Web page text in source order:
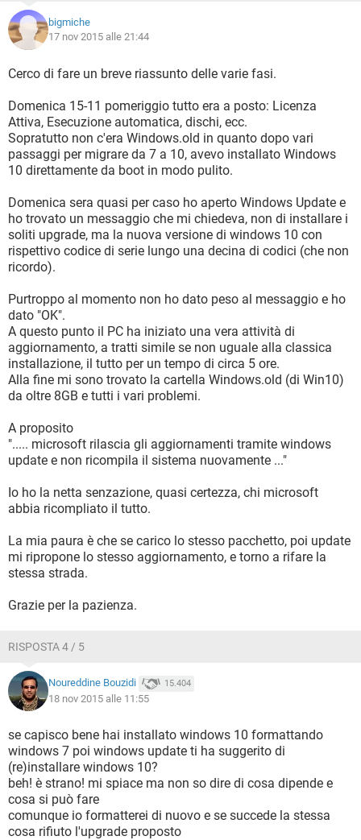
bigmiche
17 nov 2015 alle 21:44
Cerco di fare un breve riassunto delle varie fasi.
Domenica 15-11 pomeriggio tutto era a posto: Licenza
Attiva, Esecuzione automatica, dischi, ecc.
Sopratutto non c'era Windows.old in quanto dopo vari
passaggi per migrare da 7 a 10, avevo installato Windows
10 direttamente da boot in modo pulito.
Domenica sera quasi per caso ho aperto Windows Update e
ho trovato un messaggio che mi chiedeva, non di installare i
soliti upgrade, ma la nuova versione di windows 10 con
rispettivo codice di serie lungo una decina di codici (che non
ricordo).
Purtroppo al momento non ho dato peso al messaggio e ho
dato "OK".
A questo punto il PC ha iniziato una vera attività di
aggiornamento, a tratti simile se non uguale alla classica
installazione, il tutto per un tempo di circa 5 ore.
Alla fine mi sono trovato la cartella Windows.old (di Win10)
da oltre 8GB e tutti i vari problemi.
A proposito
"..... microsoft rilascia gli aggiornamenti tramite windows
update e non ricompila il sistema nuovamente ..."
Io ho la netta senzazione, quasi certezza, chi microsoft
abbia ricompliato il tutto.
La mia paura è che se carico lo stesso pacchetto, poi update
mi ripropone lo stesso aggiornamento, e torno a rifare la
stessa strada.
Grazie per la pazienza.
RISPOSTA 4 / 5
Noureddine Bouzidi 15.404
18 nov 2015 alle 11:55
se capisco bene hai installato windows 10 formattando
windows 7 poi windows update ti ha suggerito di
(re)installare windows 10?
beh! è strano! mi spiace ma non so dire di cosa dipende e
cosa si può fare
comunque io formatterei di nuovo e se succede la stessa
cosa rifiuto l'upgrade proposto